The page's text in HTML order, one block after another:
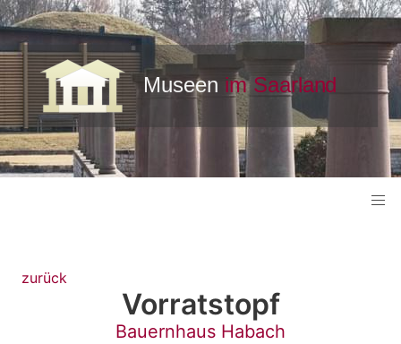
zurück
Vorratstopf
Bauernhaus Habach